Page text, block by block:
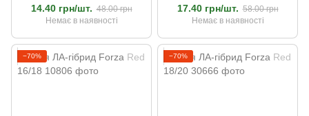
14.40 грн/шт. 48.00 грн
Немає в наявності
17.40 грн/шт. 58.00 грн
Немає в наявності
−70% −70%